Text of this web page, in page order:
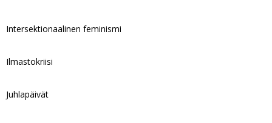
Intersektionaalinen feminismi
Ilmastokriisi
Juhlapäivät